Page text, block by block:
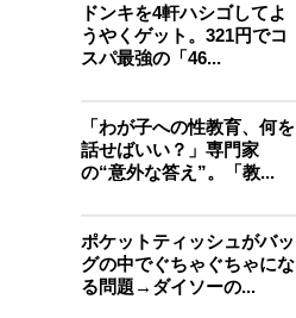
ドンキを4軒ハシゴしてよ
うやくゲット。321円でコ
スパ最強の「46...
「わが子への性教育、何を
話せばいい？」専門家
の“意外な答え”。「教...
ポケットティッシュがバッ
グの中でぐちゃぐちゃにな
る問題→ダイソーの...